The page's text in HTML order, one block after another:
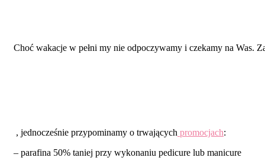
Choć wakacje w pełni my nie odpoczywamy i czekamy na Was.
, jednocześnie przypominamy o trwających promocjach:
– parafina 50% taniej przy wykonaniu pedicure lub manicure